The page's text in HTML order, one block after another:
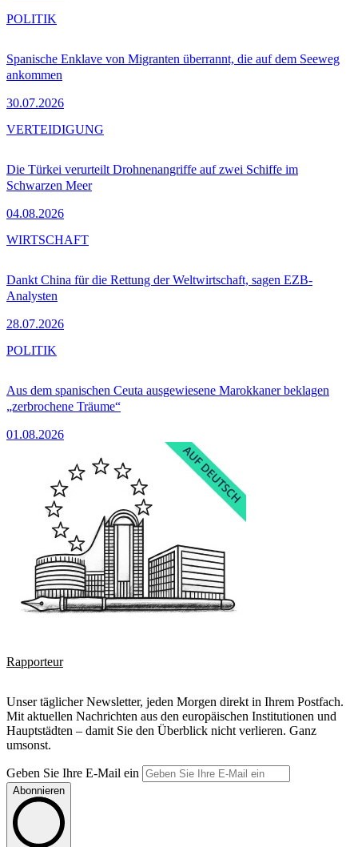
Spanische Enklave von Migranten überrannt, die auf dem Seeweg
ankommen
30.07.2026
POLITIK
Die Türkei verurteilt Drohnenangriffe auf zwei Schiffe im
Schwarzen Meer
04.08.2026
VERTEIDIGUNG
Dankt China für die Rettung der Weltwirtschaft, sagen EZB-
Analysten
28.07.2026
WIRTSCHAFT
Aus dem spanischen Ceuta ausgewiesene Marokkaner beklagen
„zerbrochene Träume“
01.08.2026
POLITIK
Rapporteur
Unser täglicher Newsletter, jeden Morgen direkt in Ihrem Postfach.
Mit aktuellen Nachrichten aus den europäischen Institutionen und
Hauptstädten – damit Sie den Überblick nicht verlieren. Ganz
umsonst.
Geben Sie Ihre E-Mail ein
Abonnieren